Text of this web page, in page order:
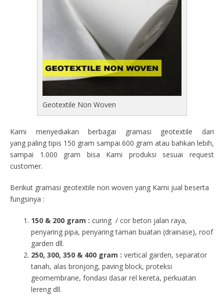
Geotextile Non Woven
Kami menyediakan berbagai gramasi geotextile dari
yang paling tipis 150 gram sampai 600 gram atau bahkan lebih,
sampai 1.000 gram bisa Kami produksi sesuai request
customer.
Berikut gramasi geotextile non woven yang Kami jual beserta
fungsinya :
150 & 200 gram : curing / cor beton jalan raya,
penyaring pipa, penyaring taman buatan (drainase), roof
garden dll.
250, 300, 350 & 400 gram : vertical garden, separator
tanah, alas bronjong, paving block, proteksi
geomembrane, fondasi dasar rel kereta, perkuatan
lereng dll.